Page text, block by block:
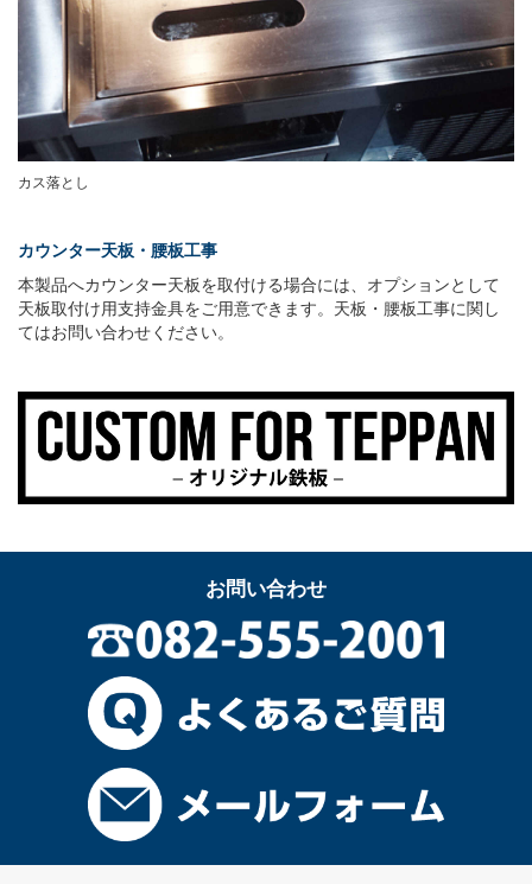
カス落とし
カウンター天板・腰板工事
本製品へカウンター天板を取付ける場合には、オプションとして
天板取付け用支持金具をご用意できます。天板・腰板工事に関し
てはお問い合わせください。
お問い合わせ